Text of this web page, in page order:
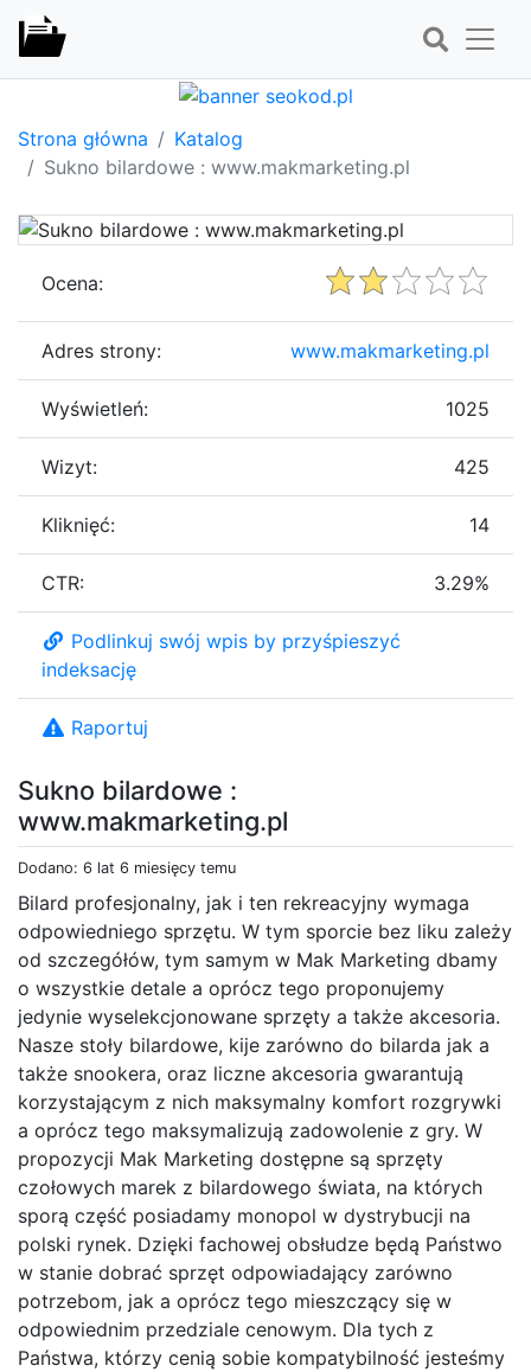
Strona główna
Katalog
Sukno bilardowe : www.makmarketing.pl
Sukno bilardowe :
www.makmarketing.pl
Dodano: 6 lat 6 miesięcy temu
Bilard profesjonalny, jak i ten rekreacyjny wymaga
odpowiedniego sprzętu. W tym sporcie bez liku zależy
od szczegółów, tym samym w Mak Marketing dbamy
o wszystkie detale a oprócz tego proponujemy
jedynie wyselekcjonowane sprzęty a także akcesoria.
Nasze stoły bilardowe, kije zarówno do bilarda jak a
także snookera, oraz liczne akcesoria gwarantują
korzystającym z nich maksymalny komfort rozgrywki
a oprócz tego maksymalizują zadowolenie z gry. W
propozycji Mak Marketing dostępne są sprzęty
czołowych marek z bilardowego świata, na których
sporą część posiadamy monopol w dystrybucji na
polski rynek. Dzięki fachowej obsłudze będą Państwo
w stanie dobrać sprzęt odpowiadający zarówno
potrzebom, jak a oprócz tego mieszczący się w
odpowiednim przedziale cenowym. Dla tych z
Państwa, którzy cenią sobie kompatybilność jesteśmy
Ocena:
Adres strony: www.makmarketing.pl
Wyświetleń: 1025
Wizyt: 425
Kliknięć: 14
CTR: 3.29%
Podlinkuj swój wpis by przyśpieszyć
indeksację
Raportuj